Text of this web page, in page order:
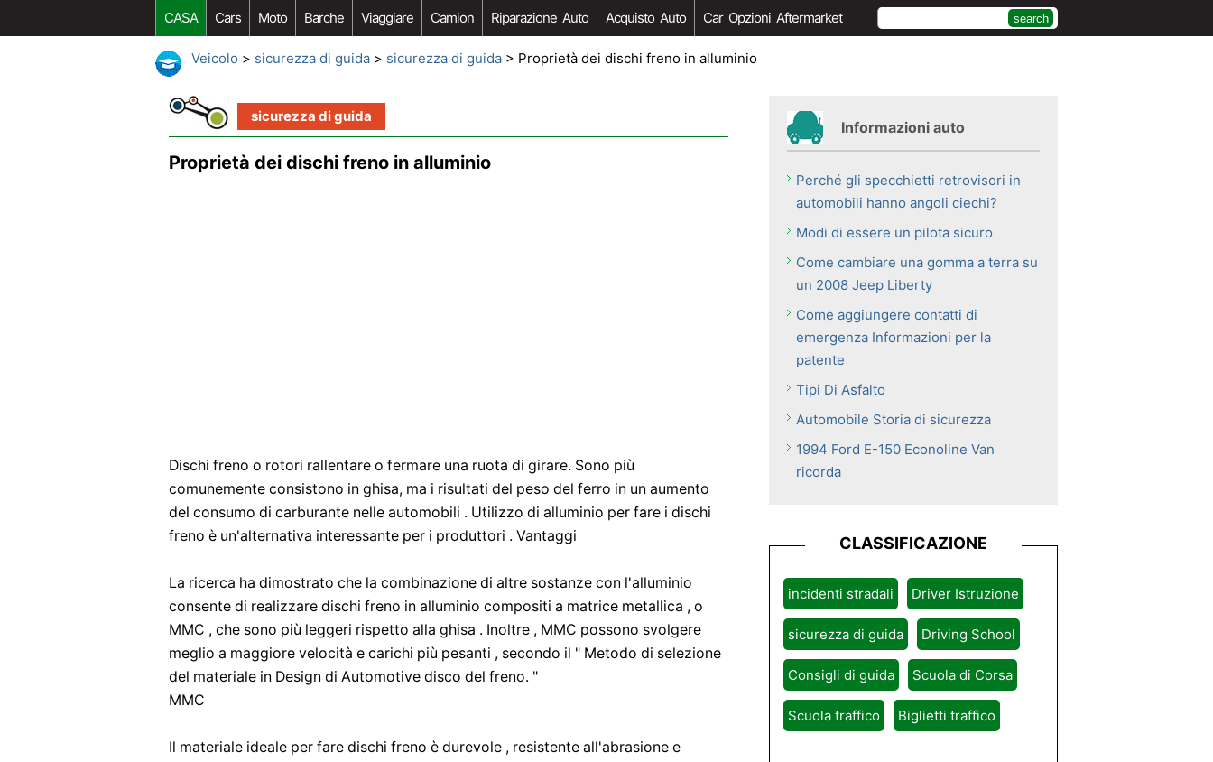
CASA Cars Moto Barche Viaggiare Camion Riparazione Auto Acquisto Auto Car Opzioni Aftermarket
Veicolo > sicurezza di guida > sicurezza di guida > Proprietà dei dischi freno in alluminio
sicurezza di guida
Proprietà dei dischi freno in alluminio
Dischi freno o rotori rallentare o fermare una ruota di girare. Sono più
comunemente consistono in ghisa, ma i risultati del peso del ferro in un aumento
del consumo di carburante nelle automobili . Utilizzo di alluminio per fare i dischi
freno è un'alternativa interessante per i produttori . Vantaggi
La ricerca ha dimostrato che la combinazione di altre sostanze con l'alluminio
consente di realizzare dischi freno in alluminio compositi a matrice metallica , o
MMC , che sono più leggeri rispetto alla ghisa . Inoltre , MMC possono svolgere
meglio a maggiore velocità e carichi più pesanti , secondo il " Metodo di selezione
del materiale in Design di Automotive disco del freno. "
MMC
Il materiale ideale per fare dischi freno è durevole , resistente all'abrasione e
Informazioni auto
Perché gli specchietti retrovisori in
automobili hanno angoli ciechi?
Modi di essere un pilota sicuro
Come cambiare una gomma a terra su
un 2008 Jeep Liberty
Come aggiungere contatti di
emergenza Informazioni per la
patente
Tipi Di Asfalto
Automobile Storia di sicurezza
1994 Ford E-150 Econoline Van
ricorda
CLASSIFICAZIONE
incidenti stradali Driver Istruzione
sicurezza di guida Driving School
Consigli di guida Scuola di Corsa
Scuola traffico Biglietti traffico